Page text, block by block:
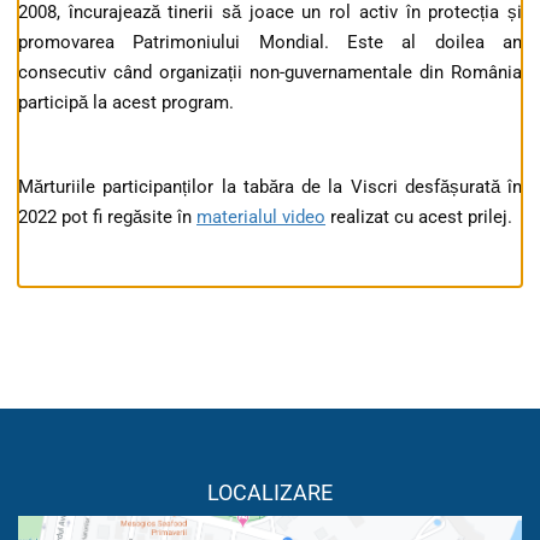
2008, încurajează tinerii să joace un rol activ în protecția și
promovarea Patrimoniului Mondial. Este al doilea an
consecutiv când organizații non-guvernamentale din România
participă la acest program.
Mărturiile participanților la tabăra de la Viscri desfășurată în
2022 pot fi regăsite în materialul video realizat cu acest prilej.
LOCALIZARE